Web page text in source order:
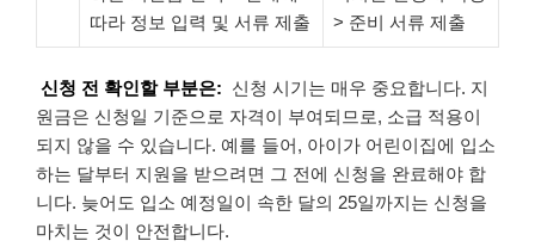
따라 정보 입력 및 서류 제출
> 준비 서류 제출
신청 전 확인할 부분은: 신청 시기는 매우 중요합니다. 지
원금은 신청일 기준으로 자격이 부여되므로, 소급 적용이
되지 않을 수 있습니다. 예를 들어, 아이가 어린이집에 입소
하는 달부터 지원을 받으려면 그 전에 신청을 완료해야 합
니다. 늦어도 입소 예정일이 속한 달의 25일까지는 신청을
마치는 것이 안전합니다.